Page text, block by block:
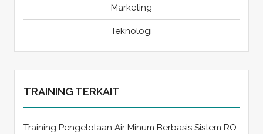
Marketing
Teknologi
TRAINING TERKAIT
Training Pengelolaan Air Minum Berbasis Sistem RO